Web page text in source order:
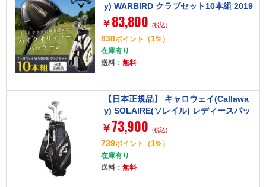
y) WARBIRD クラブセット10本組 2019
年モデル キャディーバック付(W1、W
5、#5I-PW、SW、PT) ウッド カーボン
シャフト S、アイアン スチールシャフ
ト SR
￥ 83,800 (税込)
838ポイント （1%）
在庫有り
送料： 無料
【日本正規品】 キャロウェイ(Callawa
y) SOLAIRE(ソレイル) レディースパッ
ケージセット ブラック 8本セット (W#
1、W#5、6H、I#7、I#9、PW、SW、P
T) カーボンシャフト
￥ 73,900 (税込)
739ポイント （1%）
在庫有り
送料： 無料